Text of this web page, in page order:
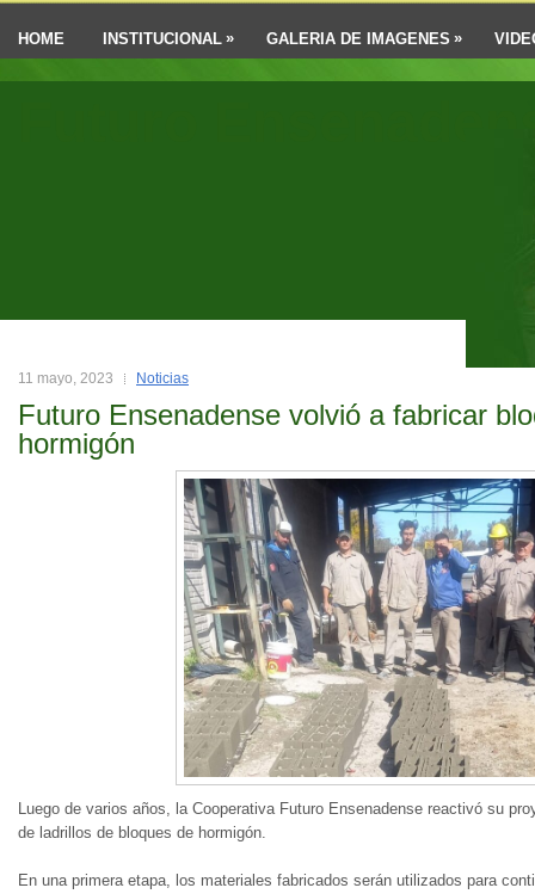
HOME INSTITUCIONAL » GALERIA DE IMAGENES »
11 mayo, 2023 Noticias
Futuro Ensenadense volvió a fabricar
hormigón
Luego de varios años, la Cooperativa Futuro Ensenadense reactivó su
de ladrillos de bloques de hormigón.
En una primera etapa, los materiales fabricados serán utilizados para